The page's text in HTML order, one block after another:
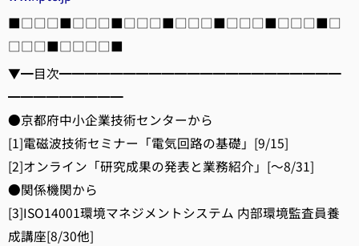
■□□□■□□□■□□□■□□□■□□□■□□□■□
□□□■□□□□■
▼━目次━━━━━━━━━━━━━━━━━━━━━━
━━━━━━━━━
●京都府中小企業技術センターから
[1]電磁波技術セミナー「電気回路の基礎」[9/15]
[2]オンライン「研究成果の発表と業務紹介」[～8/31]
●関係機関から
[3]ISO14001環境マネジメントシステム 内部環境監査員養
成講座[8/30他]